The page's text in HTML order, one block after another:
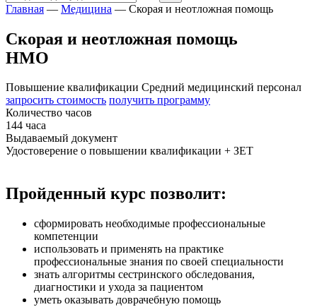
Главная — Медицина — Скорая и неотложная помощь
Скорая и неотложная помощь
НМО
Повышение квалификации Средний медицинский персонал
запросить стоимость получить программу
Количество часов
144 часа
Выдаваемый документ
Удостоверение о повышении квалификации + ЗЕТ
Пройденный курс позволит:
сформировать необходимые профессиональные
компетенции
использовать и применять на практике
профессиональные знания по своей специальности
знать алгоритмы сестринского обследования,
диагностики и ухода за пациентом
уметь оказывать доврачебную помощь